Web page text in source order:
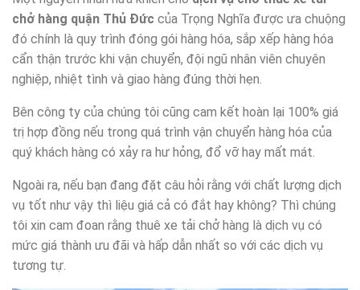
chở hàng quận Thủ Đức của Trọng Nghĩa được ưa chuộng
đó chính là quy trình đóng gói hàng hóa, sắp xếp hàng hóa
cẩn thận trước khi vận chuyển, đội ngũ nhân viên chuyên
nghiệp, nhiệt tình và giao hàng đúng thời hẹn.
Bên công ty của chúng tôi cũng cam kết hoàn lại 100% giá
trị hợp đồng nếu trong quá trình vận chuyển hàng hóa của
quý khách hàng có xảy ra hư hỏng, đổ vỡ hay mất mát.
Ngoài ra, nếu bạn đang đặt câu hỏi rằng với chất lượng dịch
vụ tốt như vậy thì liệu giá cả có đắt hay không? Thì chúng
tôi xin cam đoan rằng thuê xe tải chở hàng là dịch vụ có
mức giá thành ưu đãi và hấp dẫn nhất so với các dịch vụ
tương tự.